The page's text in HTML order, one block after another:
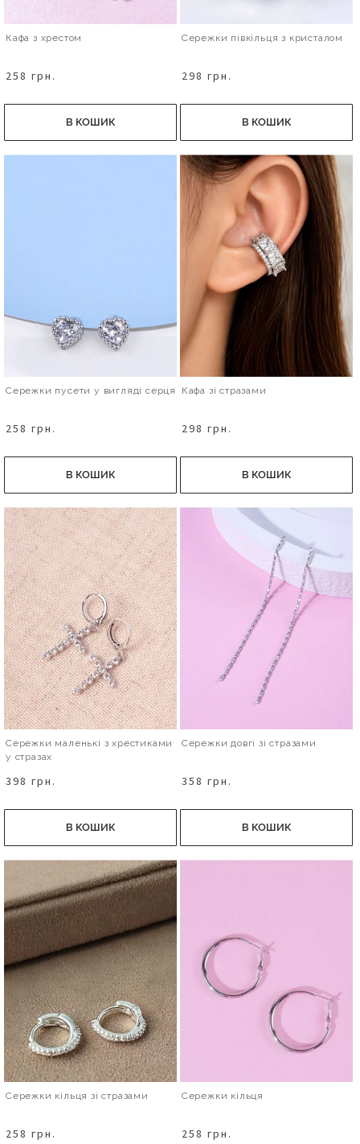
Кафа з хрестом
258 грн.
В КОШИК
Сережки півкільця з кристалом
298 грн.
В КОШИК
Сережки пусети у вигляді серця
258 грн.
В КОШИК
Кафа зі стразами
298 грн.
В КОШИК
Сережки маленькі з хрестиками
у стразах
398 грн.
В КОШИК
Сережки довгі зі стразами
358 грн.
В КОШИК
Сережки кільця зі стразами
258 грн.
Сережки кільця
258 грн.